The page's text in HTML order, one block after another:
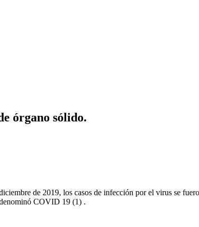
órgano sólido.
de 2019, los casos de infección por el virus se
COVID 19 (1) .